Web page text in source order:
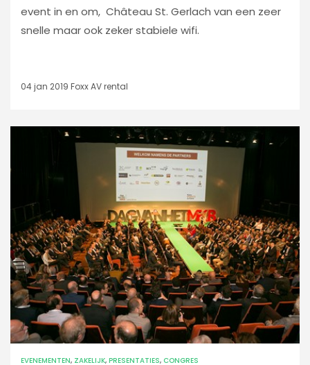
event in en om, Château St. Gerlach van een zeer
snelle maar ook zeker stabiele wifi.
04 jan 2019 Foxx AV rental
EVENEMENTEN, ZAKELIJK, PRESENTATIES, CONGRES